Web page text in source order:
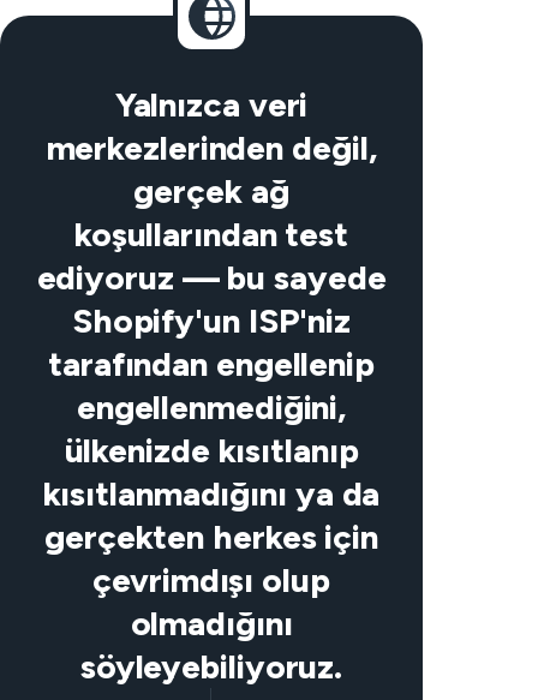
Yalnızca veri
merkezlerinden değil,
gerçek ağ
koşullarından test
ediyoruz — bu sayede
Shopify'un ISP'niz
tarafından engellenip
engellenmediğini,
ülkenizde kısıtlanıp
kısıtlanmadığını ya da
gerçekten herkes için
çevrimdışı olup
olmadığını
söyleyebiliyoruz.